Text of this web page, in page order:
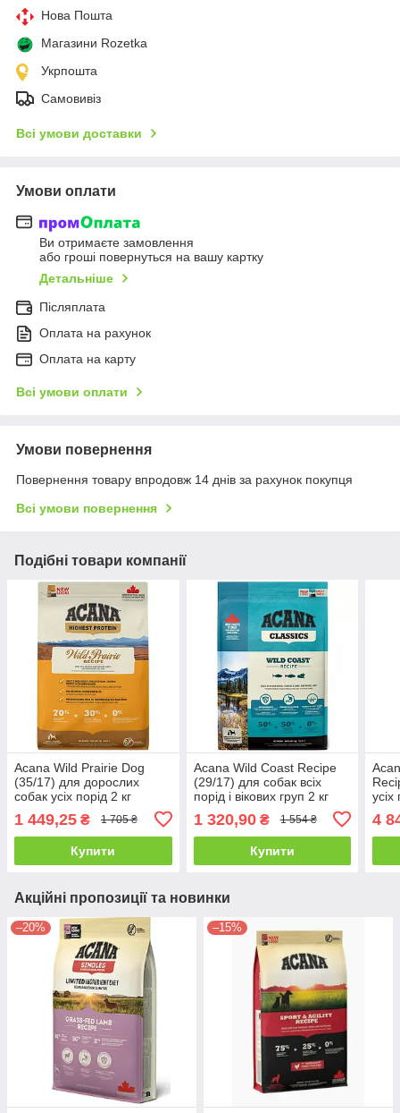
Нова Пошта
Магазини Rozetka
Укрпошта
Самовивіз
Всі умови доставки
Умови оплати
Ви отримаєте замовлення
або гроші повернуться на вашу картку
Детальніше
Післяплата
Оплата на рахунок
Оплата на карту
Всі умови оплати
Умови повернення
Повернення товару впродовж 14 днів за рахунок покупця
Всі умови повернення
Подібні товари компанії
Acana Wild Prairie Dog
(35/17) для дорослих
собак усіх порід 2 кг
1 449,25 ₴ 1 705 ₴
Купити
Acana Wild Coast Recipe
(29/17) для собак всіх
порід і вікових груп 2 кг
1 320,90₴ 1 554 ₴
Купити
усіх
4
Акційні пропозиції та новинки
–20% –15%